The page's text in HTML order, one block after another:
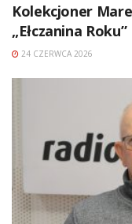
Kolekcjoner
„Ełczanina Roku”
24 CZERWCA 2026